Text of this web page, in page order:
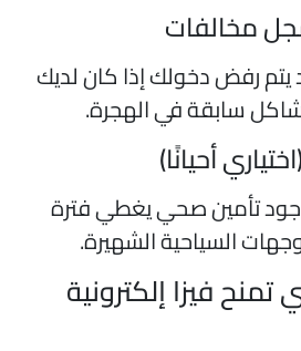
مخالفات
رفض دخولك إذا كان لديك
سابقة في الهجرة.
أحيانًا)
تأمين صحي يغطي فترة
السياحية الشهيرة.
فيزا إلكترونية